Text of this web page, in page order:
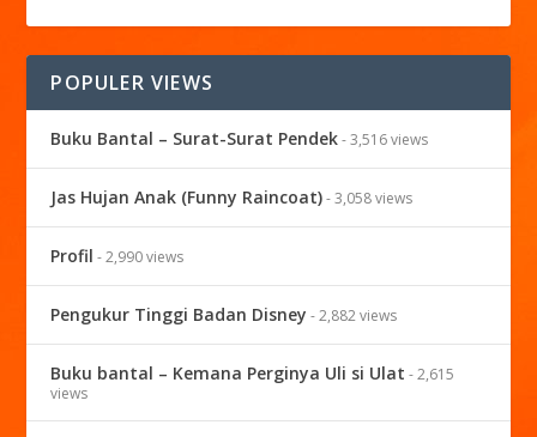
POPULER VIEWS
Buku Bantal – Surat-Surat Pendek- 3,516 views
Jas Hujan Anak (Funny Raincoat)- 3,058 views
Profil - 2,990 views
Pengukur Tinggi Badan Disney - 2,882 views
Buku bantal – Kemana Perginya Uli si Ulat - 2,615
views